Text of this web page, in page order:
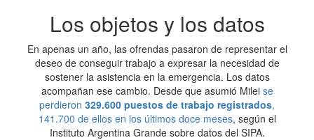
Los objetos y los datos
En apenas un año, las ofrendas pasaron de representar el
deseo de conseguir trabajo a expresar la necesidad de
sostener la asistencia en la emergencia. Los datos
acompañan ese cambio. Desde que asumió Milei se
perdieron 329.600 puestos de trabajo registrados,
141.700 de ellos en los últimos doce meses, según el
Instituto Argentina Grande sobre datos del SIPA.